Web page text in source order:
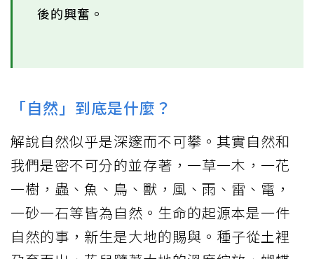
後的興奮。
「自然」到底是什麼？
解說自然似乎是深邃而不可攀。其實自然和
我們是密不可分的並存著，一草一木，一花
一樹，蟲、魚、鳥、獸，風、雨、雷、電，
一砂一石等皆為自然。生命的起源本是一件
自然的事，新生是大地的賜與。種子從土裡